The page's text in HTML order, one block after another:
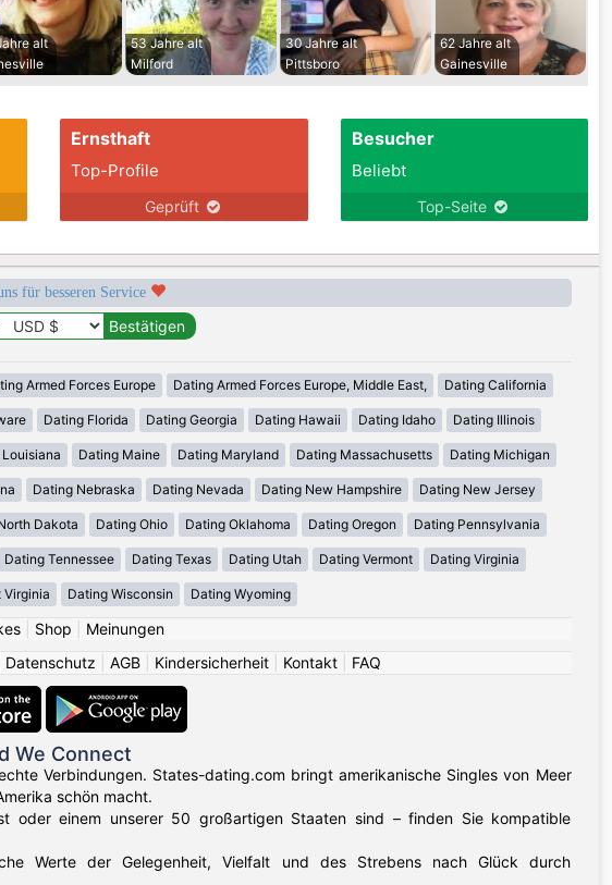
alt
53 Jahre alt
Milford
30 Jahre alt
Pittsboro
62 Jahre alt
Gainesville
Ernsthaft
Top-Profile
Geprüft
Besucher
Beliebt
Top-Seite
für besseren Service
Armed Forces Europe Dating Armed Forces Europe, Middle East, Dating California
Dating Florida Dating Georgia Dating Hawaii Dating Idaho Dating Illinois
Dating Maine Dating Maryland Dating Massachusetts Dating Michigan
Dating Nebraska Dating Nevada Dating New Hampshire Dating New Jersey
Dakota Dating Ohio Dating Oklahoma Dating Oregon Dating Pennsylvania
Dating Tennessee Dating Texas Dating Utah Dating Vermont Dating Virginia
Virginia Dating Wisconsin Dating Wyoming
| Shop
Meinungen
Datenschutz AGB Kindersicherheit Kontakt FAQ
We Connect
Verbindungen. States-dating.com bringt amerikanische Singles von Meer
schön macht.
oder einem unserer 50 großartigen Staaten sind – finden Sie kompatible
Werte der Gelegenheit, Vielfalt und des Strebens nach Glück durch